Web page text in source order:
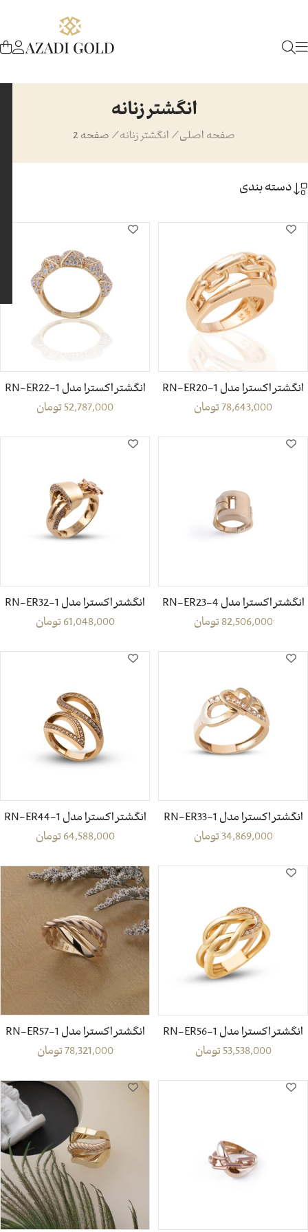
انگشتر زنانه
صفحه اصلی/ انگشتر زنانه/ صفحه 2
دسته بندی
انگشتر اکسترا مدل RN-ER20-1
78,643,000تومان
انگشتر اکسترا مدل RN-ER22-1
52,787,000تومان
انگشتر اکسترا مدل RN-ER23-4
82,506,000تومان
انگشتر اکسترا مدل RN-ER32-1
61,048,000تومان
انگشتر اکسترا مدل RN-ER33-1
34,869,000تومان
انگشتر اکسترا مدل RN-ER44-1
64,588,000تومان
انگشتر اکسترا مدل RN-ER56-1
53,538,000تومان
انگشتر اکسترا مدل RN-ER57-1
78,321,000تومان